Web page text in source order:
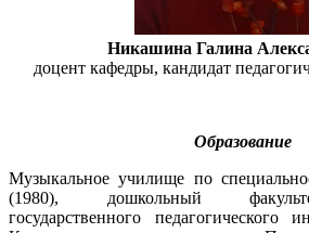
Никашина Галина
доцент кафедры, кандидат
Образование
Музыкальное училище по
(1980), дошкольный
государственного